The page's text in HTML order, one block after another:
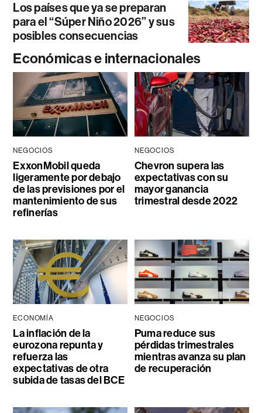
Los países que ya se preparan
para el “Súper Niño 2026” y sus
posibles consecuencias
Económicas e internacionales
NEGOCIOS
ExxonMobil queda
ligeramente por debajo
de las previsiones por el
mantenimiento de sus
refinerías
NEGOCIOS
Chevron supera las
expectativas con su
mayor ganancia
trimestral desde 2022
ECONOMÍA
La inflación de la
eurozona repunta y
refuerza las
expectativas de otra
subida de tasas del BCE
NEGOCIOS
Puma reduce sus
pérdidas trimestrales
mientras avanza su plan
de recuperación